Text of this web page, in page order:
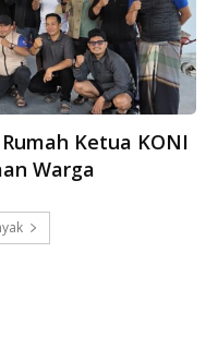
Ketua KONI
Warga